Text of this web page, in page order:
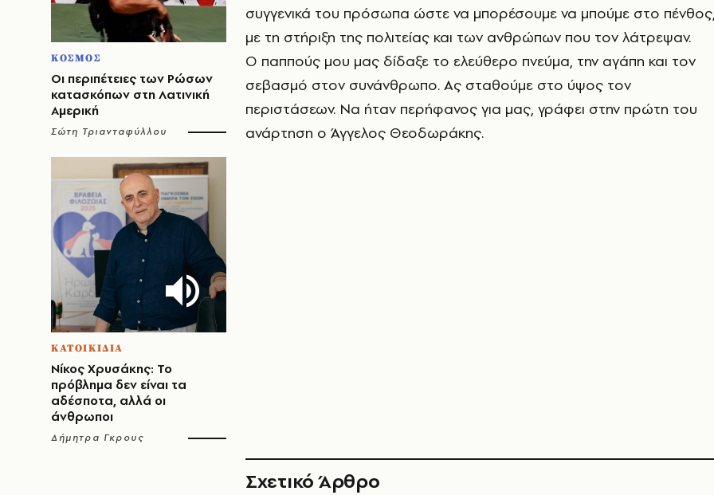
ΚΟΣΜΟΣ
Οι περιπέτειες των Ρώσων
κατασκόπων στη Λατινική
Αμερική
Σώτη Τριανταφύλλου
ΚΑΤΟΙΚΙΔΙΑ
Νίκος Χρυσάκης: Το
πρόβλημα δεν είναι τα
αδέσποτα, αλλά οι
άνθρωποι
Δήμητρα Γκρους
συγγενικά του πρόσωπα ώστε να μπορέσουμε να μπούμε στο
με τη στήριξη της πολιτείας και των ανθρώπων που τον λάτρεψαν.
Ο παππούς μου μας δίδαξε το ελεύθερο πνεύμα, την αγάπη και τον
σεβασμό στον συνάνθρωπο. Ας σταθούμε στο ύψος τον
περιστάσεων. Να ήταν περήφανος για μας, γράφει στην πρώτη του
ανάρτηση ο Άγγελος Θεοδωράκης.
Σχετικό Άρθρο